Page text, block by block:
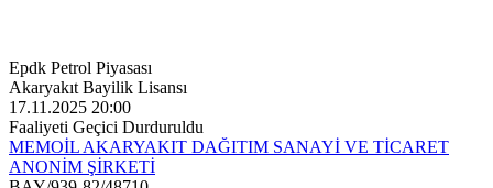
Epdk Petrol Piyasası
Akaryakıt Bayilik Lisansı
17.11.2025 20:00
Faaliyeti Geçici Durduruldu
MEMOİL AKARYAKIT DAĞITIM SANAYİ VE TİCARET
ANONİM ŞİRKETİ